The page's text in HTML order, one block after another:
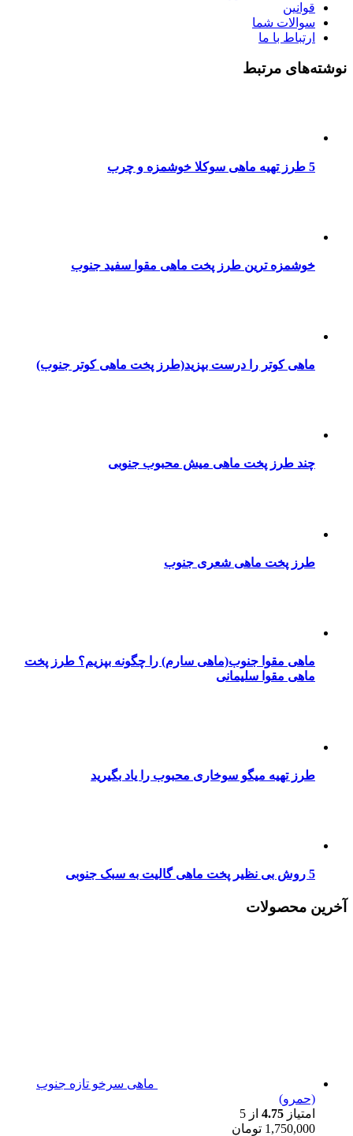
قوانین
سوالات شما
ارتباط با ما
نوشته‌های مرتبط
5 طرز تهیه ماهی سوکلا خوشمزه و چرب
خوشمزه ترین طرز پخت ماهی مقوا سفید جنوب
ماهی کوتر را درست بپزید(طرز پخت ماهی کوتر جنوب)
چند طرز پخت ماهی میش محبوب جنوبی
طرز پخت ماهی شعری جنوب
ماهی مقوا جنوب(ماهی سارم) را چگونه بپزیم؟ طرز پخت
ماهی مقوا سلیمانی
طرز تهیه میگو سوخاری محبوب را یاد بگیرید
5 روش بی نظیر پخت ماهی گالیت به سبک جنوبی
آخرین محصولات
ماهی سرخو تازه جنوب
(حمرو)
امتیاز 4.75 از 5
1,750,000 تومان